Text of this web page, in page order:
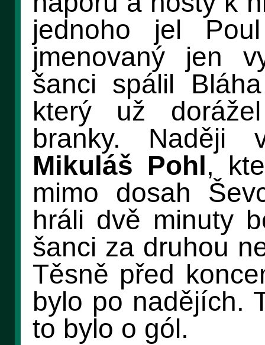
jednoho jel
jmenovaný jen
šanci spálil
který už
branky. Naději
Mikuláš Pohl,
mimo dosah
hráli dvě minuty
šanci za druhou
Těsně před
bylo po nadějích.
to bylo o gól.